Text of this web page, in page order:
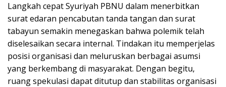
Langkah cepat Syuriyah PBNU dalam menerbitkan
surat edaran pencabutan tanda tangan dan surat
tabayun semakin menegaskan bahwa polemik telah
diselesaikan secara internal. Tindakan itu memperjelas
posisi organisasi dan meluruskan berbagai asumsi
yang berkembang di masyarakat. Dengan begitu,
ruang spekulasi dapat ditutup dan stabilitas organisasi